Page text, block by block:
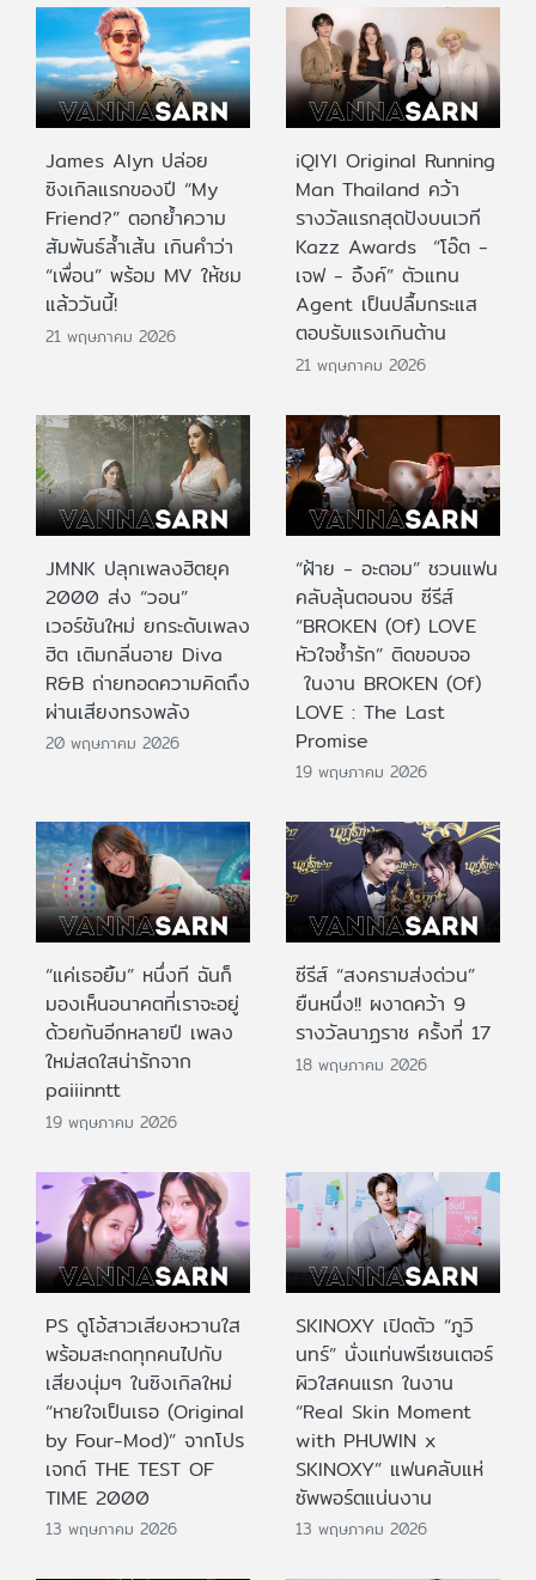
James Alyn ปล่อย
ซิงเกิลแรกของปี “My
Friend?” ตอกย้ำความ
สัมพันธ์ล้ำเส้น เกินคำว่า
“เพื่อน” พร้อม MV ให้ชม
แล้ววันนี้!
21 พฤษภาคม 2026
iQIYI Original Running
Man Thailand คว้า
รางวัลแรกสุดปังบนเวที
Kazz Awards “โอ๊ต -
เจฟ - อิ้งค์” ตัวแทน
Agent เป็นปลื้มกระแส
ตอบรับแรงเกินต้าน
21 พฤษภาคม 2026
JMNK ปลุกเพลงฮิตยุค
2000 ส่ง “วอน”
เวอร์ชันใหม่ ยกระดับเพลง
ฮิต เติมกลิ่นอาย Diva
R&B ถ่ายทอดความคิดถึง
ผ่านเสียงทรงพลัง
20 พฤษภาคม 2026
“ฝ้าย - อะตอม” ชวนแฟน
คลับลุ้นตอนจบ ซีรีส์
“BROKEN (Of) LOVE
หัวใจช้ำรัก” ติดขอบจอ
ในงาน BROKEN (Of)
LOVE : The Last
Promise
19 พฤษภาคม 2026
“แค่เธอยิ้ม” หนึ่งที ฉันก็
มองเห็นอนาคตที่เราจะอยู่
ด้วยกันอีกหลายปี เพลง
ใหม่สดใสน่ารักจาก
paiiinntt
19 พฤษภาคม 2026
ซีรีส์ “สงครามส่งด่วน”
ยืนหนึ่ง!! ผงาดคว้า 9
รางวัลนาฏราช ครั้งที่ 17
18 พฤษภาคม 2026
PS ดูโอ้สาวเสียงหวานใส
พร้อมสะกดทุกคนไปกับ
เสียงนุ่มๆ ในซิงเกิลใหม่
“หายใจเป็นเธอ (Original
by Four-Mod)” จากโปร
เจกต์ THE TEST OF
TIME 2000
13 พฤษภาคม 2026
SKINOXY เปิดตัว “ภูวิ
นทร์” นั่งแท่นพรีเซนเตอร์
ผิวใสคนแรก ในงาน
“Real Skin Moment
with PHUWIN x
SKINOXY” แฟนคลับแห่
ซัพพอร์ตแน่นงาน
13 พฤษภาคม 2026